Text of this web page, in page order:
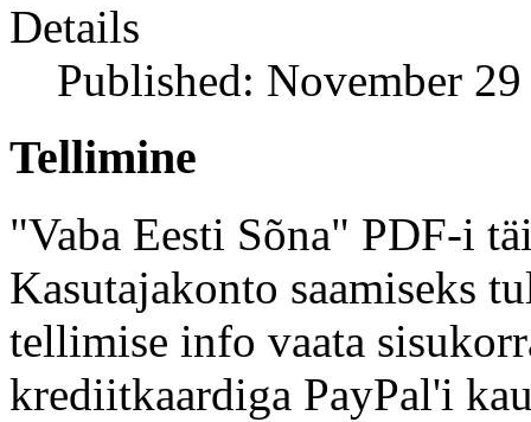
Details
Published: November
Tellimine
"Vaba Eesti Sõna" PDF-i
Kasutajakonto saamiseks
tellimise info vaata
krediitkaardiga PayPal'i